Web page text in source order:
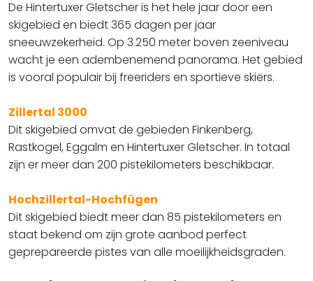
De Hintertuxer Gletscher is het hele jaar door een
skigebied en biedt 365 dagen per jaar
sneeuwzekerheid. Op 3.250 meter boven zeeniveau
wacht je een adembenemend panorama. Het gebied
is vooral populair bij freeriders en sportieve skiërs.​​​​​​​
Zillertal 3000
Dit skigebied omvat de gebieden Finkenberg,
Rastkogel, Eggalm en Hintertuxer Gletscher. In totaal
zijn er meer dan 200 pistekilometers beschikbaar. ​​​​​​​
Hochzillertal-Hochfügen
Dit skigebied biedt meer dan 85 pistekilometers en
staat bekend om zijn grote aanbod perfect
geprepareerde pistes van alle moeilijkheidsgraden.